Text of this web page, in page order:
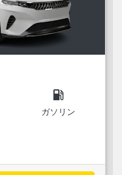
local_gas_station
ガソリン